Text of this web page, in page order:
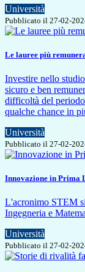
Università
Pubblicato il 27-02-
Le lauree più
Investire nello
sicuro e ben
difficoltà del
qualche chance in
Università
Pubblicato il 27-02-
Innovazione in Prima
L'acronimo STEM
Ingegneria e
Università
Pubblicato il 27-02-